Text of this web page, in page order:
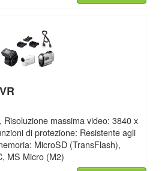
Risoluzione massima video: 3840 x
di protezione: Resistente agli
MicroSD (TransFlash),
MS Micro (M2)